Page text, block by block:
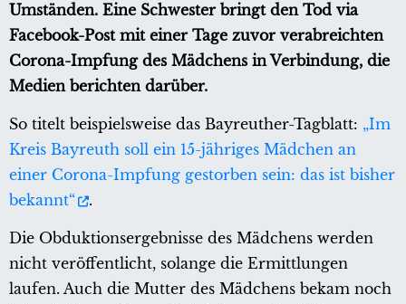
Umständen. Eine Schwester bringt den Tod via
Facebook-Post mit einer Tage zuvor verabreichten
Corona-Impfung des Mädchens in Verbindung, die
Medien berichten darüber.
So titelt beispielsweise das Bayreuther-Tagblatt: „Im
Kreis Bayreuth soll ein 15-jähriges Mädchen an
einer Corona-Impfung gestorben sein: das ist bisher
bekannt“
.
Die Obduktionsergebnisse des Mädchens werden
nicht veröffentlicht, solange die Ermittlungen
laufen. Auch die Mutter des Mädchens bekam noch